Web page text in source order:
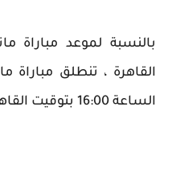
بالنسبة لموعد مباراة
القاهرة ، تنطلق
الساعة 16:00 بتوقيت القاهرة.